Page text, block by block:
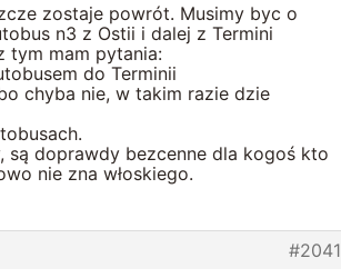
zostaje powrót. Musimy byc o
n3 z Ostii i dalej z Termini
tym mam pytania:
do Terminii
chyba nie, w takim razie dzie
są doprawdy bezcenne dla kogoś kto
nie zna włoskiego.